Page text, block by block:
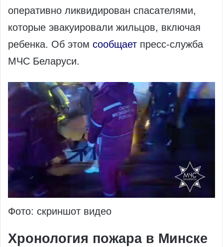
оперативно ликвидирован спасателями,
которые эвакуировали жильцов, включая
ребенка. Об этом сообщает пресс-служба
МЧС Беларуси.
Фото: скриншот видео
Хронология пожара в Минске